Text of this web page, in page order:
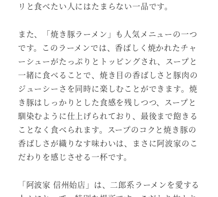
リと食べたい人にはたまらない一品です。
また、「焼き豚ラーメン」も人気メニューの一つ
です。このラーメンでは、香ばしく焼かれたチャ
ーシューがたっぷりとトッピングされ、スープと
一緒に食べることで、焼き目の香ばしさと豚肉の
ジューシーさを同時に楽しむことができます。焼
き豚はしっかりとした食感を残しつつ、スープと
馴染むように仕上げられており、最後まで飽きる
ことなく食べられます。スープのコクと焼き豚の
香ばしさが織りなす味わいは、まさに阿波家のこ
だわりを感じさせる一杯です。
「阿波家 信州始店」は、二郎系ラーメンを愛する